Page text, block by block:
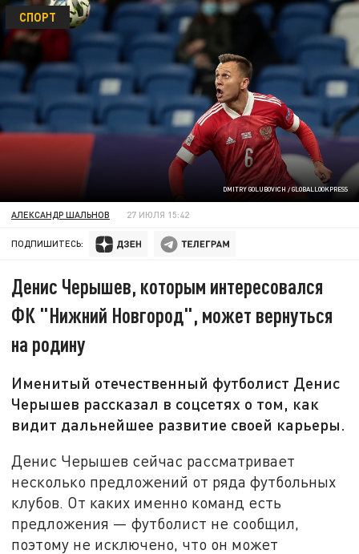
DMITRY GOLUBOVICH / GLOBALLOOKPRESS
СПОРТ
АЛЕКСАНДР ШАЛЬНОВ 27 ИЮЛЯ 15:42
ПОДПИШИТЕСЬ:
Денис Черышев, которым интересовался
ФК "Нижний Новгород", может вернуться
на родину
Именитый отечественный футболист Денис
Черышев рассказал в соцсетях о том, как
видит дальнейшее развитие своей карьеры.
Денис Черышев сейчас рассматривает
несколько предложений от ряда футбольных
клубов. От каких именно команд есть
предложения — футболист не сообщил,
поэтому не исключено, что он может